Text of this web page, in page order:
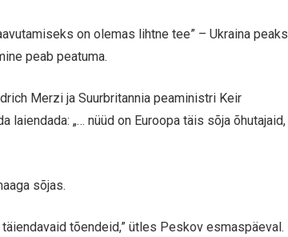
on olemas lihtne tee” – Ukraina peaks
peab peatuma.
Merzi ja Suurbritannia peaministri Keir
laiendada: „… nüüd on Euroopa täis sõja õhutajaid,
sõjas.
tõendeid,” ütles Peskov esmaspäeval.